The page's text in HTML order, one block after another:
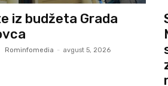
iz budžeta Grada
Rominfomedia - avgust 5, 2026